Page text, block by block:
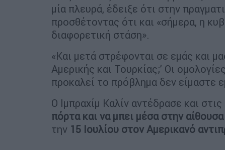
μία πλευρά, έδειξε ότι στην
προσθέτοντας ότι και «σήμερα, η
διαφορετική στάση».
«Και μετά στρέφονται σε εμάς και
Αμερικής και Τουρκίας;’ Οι
προκαλεί το πρόβλημα δεν είμαστε
Ο Ιμπραχίμ Καλίν αντέδρασε και
πόρτα και να μπει μέσα στην
την 15 Ιουλίου στον Αμερικανό